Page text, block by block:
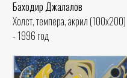
Баходир Джалалов
Холст, темпера, акрил (100x200)
- 1996 год